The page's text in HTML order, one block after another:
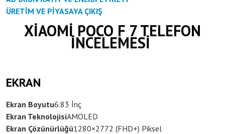
ÜRETİM VE PİYASAYA ÇIKIŞ
XİAOMİ POCO F 7 TELEFON
İNCELEMESİ
EKRAN
Ekran Boyutu6.83 İnç
Ekran TeknolojisiAMOLED
Ekran Çözünürlüğü1280×2772 (FHD+) Piksel